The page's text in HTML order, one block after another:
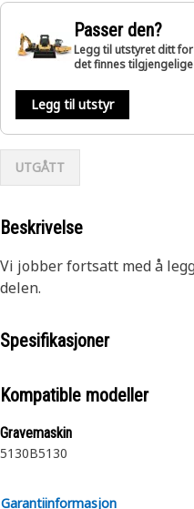
Passer den?
Legg til utstyret ditt
det finnes
Legg til utstyr
UTGÅTT
Beskrivelse
Vi jobber fortsatt med å
delen.
Spesifikasjoner
Kompatible modeller
Gravemaskin
5130B5130
Garantiinformasjon